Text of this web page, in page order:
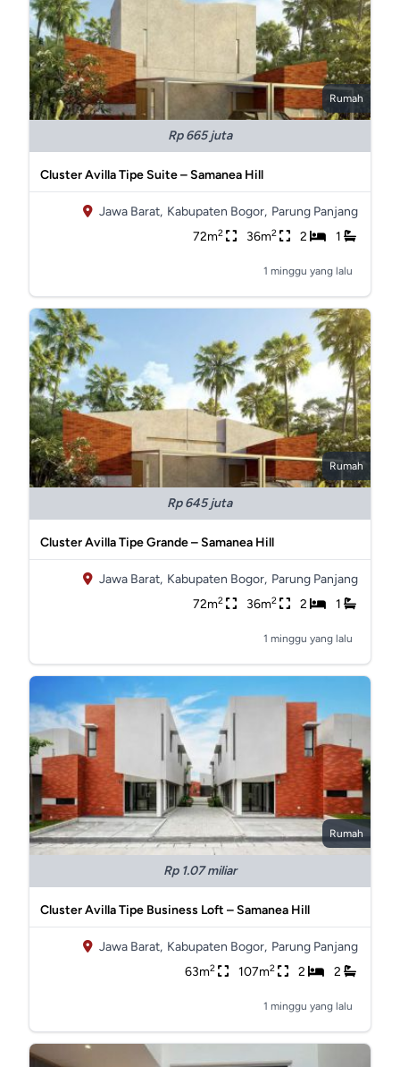
Rumah
Rp 665 juta
Cluster Avilla Tipe Suite – Samanea Hill
Jawa Barat, Kabupaten Bogor, Parung Panjang
72m2 36m2 2 1
1 minggu yang lalu
Rumah
Rp 645 juta
Cluster Avilla Tipe Grande – Samanea Hill
Jawa Barat, Kabupaten Bogor, Parung Panjang
72m2 36m2 2 1
1 minggu yang lalu
Rumah
Rp 1.07 miliar
Cluster Avilla Tipe Business Loft – Samanea Hill
Jawa Barat, Kabupaten Bogor, Parung Panjang
63m2 107m2 2 2
1 minggu yang lalu